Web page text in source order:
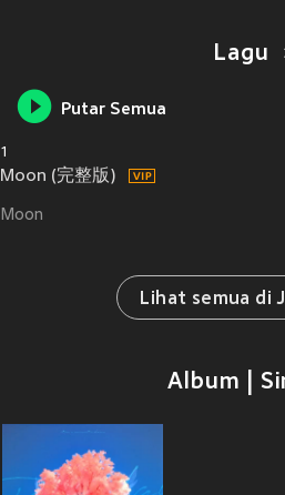
Lagu
Putar Semua
1
Moon (完整版)
Moon
Lihat semua di
Album |